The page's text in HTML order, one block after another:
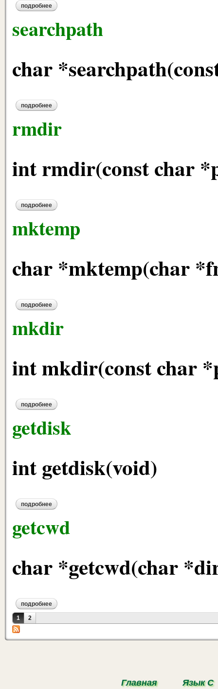
подробнеео setdisk
searchpath
char
подробнеео searchpath
rmdir
int rmdir(const char
подробнеео rmdir
mktemp
char *mktemp(char
подробнеео mktemp
mkdir
int mkdir(const char
подробнеео mkdir
getdisk
int getdisk(void)
подробнеео getdisk
getcwd
char *getcwd(char
подробнеео getcwd
Страницы
1 2
Главная Язык С